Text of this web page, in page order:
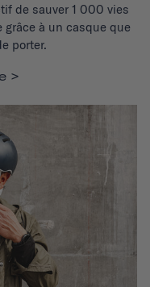
de sauver 1 000 vies
à un casque que
porter.